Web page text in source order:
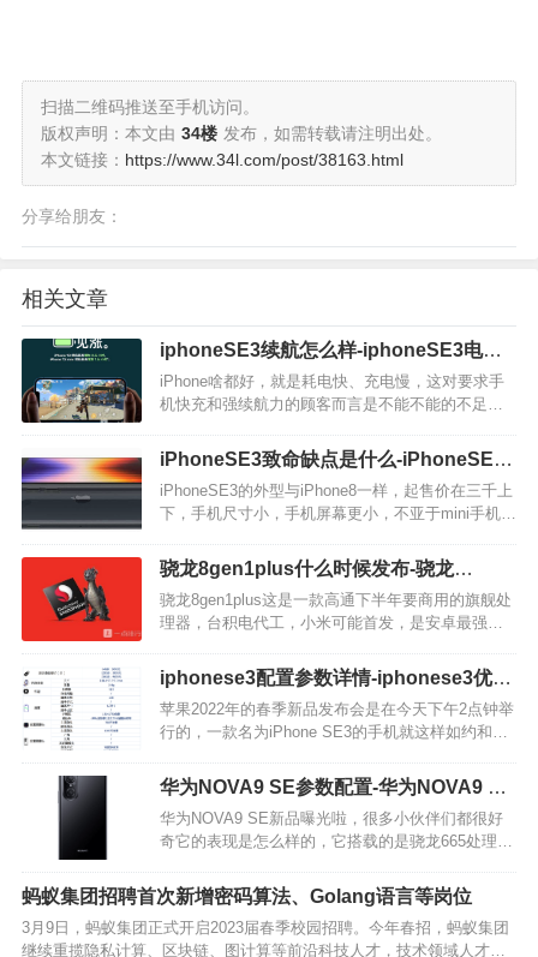
扫描二维码推送至手机访问。
版权声明：本文由 34楼 发布，如需转载请注明出处。
本文链接： https://www.34l.com/post/38163.html
分享给朋友：
相关文章
iphoneSE3续航怎么样-iphoneSE3电池
多大
iPhone啥都好，就是耗电快、充电慢，这对要求手
机快充和强续航力的顾客而言是不能不能的不足之
配置呢？一块儿和笔者来看一下吧。 iPhoneSE3电
iPhoneSE3致命缺点是什么-iPhoneSE3
值得买吗
iPhoneSE3的外型与iPhone8一样，起售价在三千上
下，手机尺寸小，手机屏幕更小，不亚于mini手机。
就由小编我给各位详细说明一下吧。 iPhoneSE3优
点是什么？…
骁龙8gen1plus什么时候发布-骁龙
8gen1plus最新消息
骁龙8gen1plus这是一款高通下半年要商用的旗舰处
理器，台积电代工，小米可能首发，是安卓最强
况的吧，下面小编就给大家带来了详细介绍。 1、骁
龙8Gen1Plus发布时间 骁…
iphonese3配置参数详情-iphonese3优缺
点
苹果2022年的春季新品发布会是在今天下午2点钟举
行的，一款名为iPhone SE3的手机就这样如约和大
它有哪些的优缺点呢？下面就让我们一起来看看
吧。 核心配置情况…
华为NOVA9 SE参数配置-华为NOVA9 SE
新品曝光
华为NOVA9 SE新品曝光啦，很多小伙伴们都很好
奇它的表现是怎么样的，它搭载的是骁龙665处理
右，想必大家都很期待吧，下面就让我们一起来看
看它的详细参数配置情况吧。 性能方面…
蚂蚁集团招聘首次新增密码算法、Golang语言等岗位
3月9日，蚂蚁集团正式开启2023届春季校园招聘。今年春招，蚂蚁集团
继续重揽隐私计算、区块链、图计算等前沿科技人才，技术领域人才需